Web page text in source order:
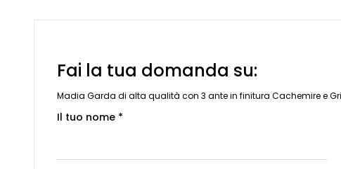
Fai la tua domanda su:
Madia Garda di alta qualità con 3 ante in finitura Cachemire e
Il tuo nome *